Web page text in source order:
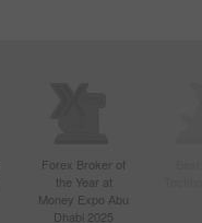
Forex Broker of
the Year at
Money Expo Abu
Dhabi 2025